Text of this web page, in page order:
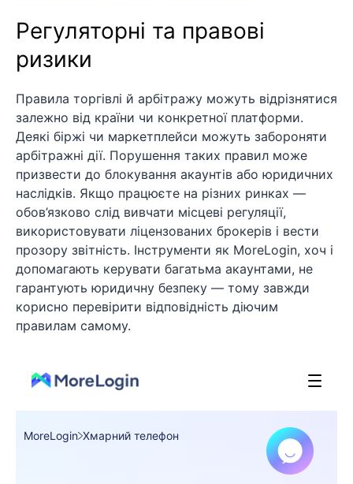
Регуляторні та правові
ризики
Правила торгівлі й арбітражу можуть відрізнятися
залежно від країни чи конкретної платформи.
Деякі біржі чи маркетплейси можуть забороняти
арбітражні дії. Порушення таких правил може
призвести до блокування акаунтів або юридичних
наслідків. Якщо працюєте на різних ринках —
обов’язково слід вивчати місцеві регуляції,
використовувати ліцензованих брокерів і вести
прозору звітність. Інструменти як MoreLogin, хоч і
допомагають керувати багатьма акаунтами, не
гарантують юридичну безпеку — тому завжди
корисно перевірити відповідність діючим
правилам самому.